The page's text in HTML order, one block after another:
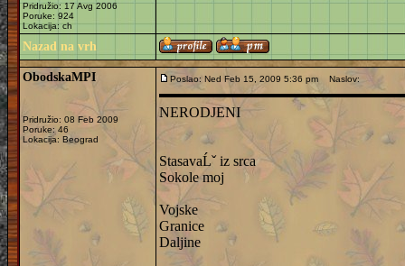
Pridružio: 17 Avg 2006
Poruke: 924
Lokacija: ch
Nazad na vrh
ObodskaMPI
Pridružio: 08 Feb 2009
Poruke: 46
Lokacija: Beograd
Poslao: Ned Feb 15, 2009 5:36 pm Naslov:
NERODJENI
StasavaĹˇ iz srca
Sokole moj
Vojske
Granice
Daljine